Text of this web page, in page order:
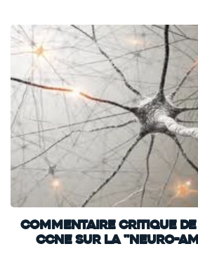
Commentaire critique de
CCNE sur la "neuro-